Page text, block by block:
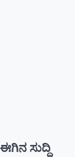
ಈಗಿನ ಸುದ್ದಿ